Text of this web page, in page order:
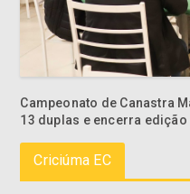
Campeonato de Canastra
13 duplas e encerra
Criciúma EC